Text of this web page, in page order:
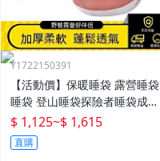
Y1722150391
【活動價】保暖睡袋 露營睡袋
睡袋 登山睡袋探險者睡袋成人
冬季加厚防寒加大戶外露營大
人抗寒四季通用款保暖
$ 1,125~$ 1,615
直購